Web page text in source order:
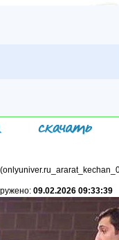
09.02.2026 09:33:39